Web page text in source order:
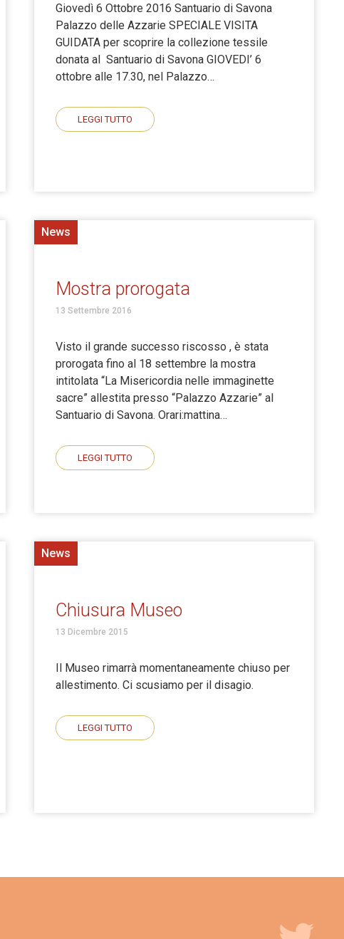
Giovedì 6 Ottobre 2016 Santuario di Savona
Palazzo delle Azzarie SPECIALE VISITA
GUIDATA per scoprire la collezione tessile
donata al Santuario di Savona GIOVEDI’ 6
ottobre alle 17.30, nel Palazzo…
LEGGI TUTTO
News
Mostra prorogata
13 Settembre 2016
Visto il grande successo riscosso , è stata
prorogata fino al 18 settembre la mostra
intitolata “La Misericordia nelle immaginette
sacre” allestita presso “Palazzo Azzarie” al
Santuario di Savona. Orari:mattina…
LEGGI TUTTO
News
Chiusura Museo
13 Dicembre 2015
Il Museo rimarrà momentaneamente chiuso per
allestimento. Ci scusiamo per il disagio.
LEGGI TUTTO